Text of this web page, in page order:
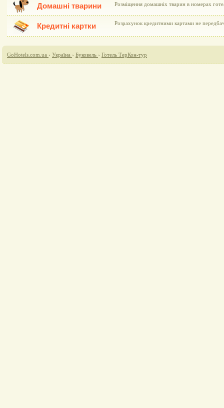
Домашні тварини Розміщення домашніх тварин в номерах
Кредитні картки Розрахунок кредитними картами не
GoHotels.com.ua › Україна › Буковель › Готель ТерКон-тур